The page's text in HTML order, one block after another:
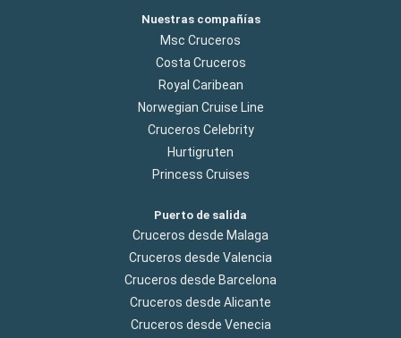
Nuestras compañías
Msc Cruceros
Costa Cruceros
Royal Caribean
Norwegian Cruise Line
Cruceros Celebrity
Hurtigruten
Princess Cruises
Puerto de salida
Cruceros desde Malaga
Cruceros desde Valencia
Cruceros desde Barcelona
Cruceros desde Alicante
Cruceros desde Venecia